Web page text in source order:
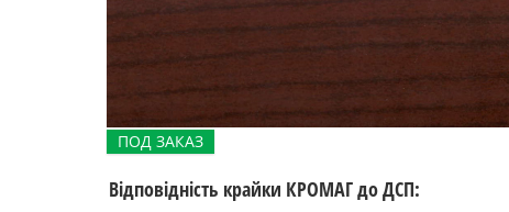
ПОД ЗАКАЗ
Відповідність крайки КРОМАГ до ДСП: